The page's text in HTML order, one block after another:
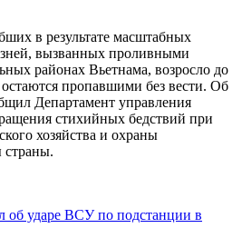
в результате масштабных
вызванных проливными
районах Вьетнама, возросло до
пропавшими без вести. Об
Департамент управления
стихийных бедствий при
хозяйства и охраны